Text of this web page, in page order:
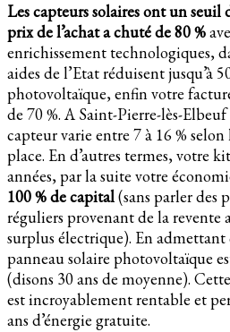
Les capteurs solaires ont un
prix de l’achat a chuté de 80 %
enrichissement technologiques,
aides de l’Etat réduisent jusqu’à
photovoltaïque, enfin votre
de 70 %. A Saint-Pierre-lès-
capteur varie entre 7 à 16 %
place. En d’autres termes, votre
années, par la suite votre
100 % de capital(sans parler des
réguliers provenant de la revente
surplus électrique). En admettant
panneau solaire photovoltaïque
(disons 30 ans de moyenne).
est incroyablement rentable et
ans d’énergie gratuite.